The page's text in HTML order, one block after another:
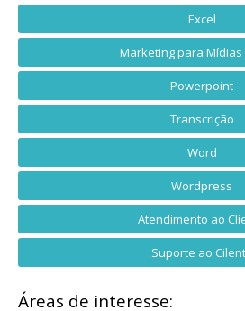
Excel
Marketing para Mídias
Powerpoint
Transcrição
Word
Wordpress
Atendimento ao
Suporte ao
Áreas de interesse: